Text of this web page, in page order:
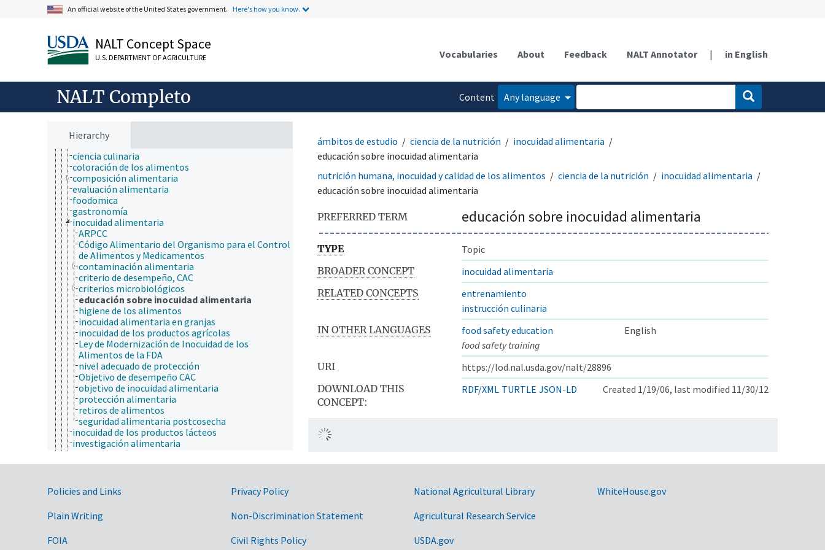
An official website of the United States government. Here's how you know.
NALT Concept Space
U.S. DEPARTMENT OF AGRICULTURE Vocabularies About Feedback NALT Annotator | in English
NALT Completo
Content
Any language
Hierarchy
biología estructural
biología molecular
bioquímica
botánica
cartografía
ciencia animal
ciencia de la información
ciencia de la nutrición
aditivos alimentarios
alérgenos alimentarios
calidad de los alimentos
ciencia culinaria
coloración de los alimentos
composición alimentaria
evaluación alimentaria
foodomica
gastronomía
inocuidad alimentaria
ARPCC
Código Alimentario del Organismo para el Control
de Alimentos y Medicamentos
contaminación alimentaria
criterio de desempeño, CAC
criterios microbiológicos
educación sobre inocuidad alimentaria
higiene de los alimentos
inocuidad alimentaria en granjas
inocuidad de los productos agrícolas
Ley de Modernización de Inocuidad de los
Alimentos de la FDA
nivel adecuado de protección
Objetivo de desempeño CAC
objetivo de inocuidad alimentaria
protección alimentaria
retiros de alimentos
seguridad alimentaria postcosecha
inocuidad de los productos lácteos
investigación alimentaria
microbiología alimentaria
química alimentaria
toxinas alimentarias
ciencia de la sostenibilidad
ciencia de los materiales
ciencia del suelo
ámbitos de estudio ciencia de la nutrición
inocuidad alimentaria
educación sobre inocuidad alimentaria
nutrición humana, inocuidad y calidad de los alimentos
ciencia de la nutrición
inocuidad alimentaria
educación sobre inocuidad alimentaria
PREFERRED TERM educación sobre inocuidad alimentaria
TYPE
Topic
BROADER CONCEPT
inocuidad alimentaria
RELATED CONCEPTS
entrenamiento
instrucción culinaria
IN OTHER LANGUAGES
food safety education
English
food safety training
URI
https://lod.nal.usda.gov/nalt/28896
DOWNLOAD THIS
CONCEPT:
RDF/XML TURTLE JSON-LD Created 1/19/06, last modified 11/30/12
Government Links
Policies and Links
Plain Writing
FOIA
Privacy Policy
Non-Discrimination Statement
Civil Rights Policy
National Agricultural Library
Agricultural Research Service
USDA.gov
WhiteHouse.gov